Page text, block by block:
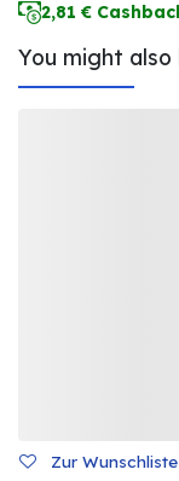
2,81 €
You might also
Zur